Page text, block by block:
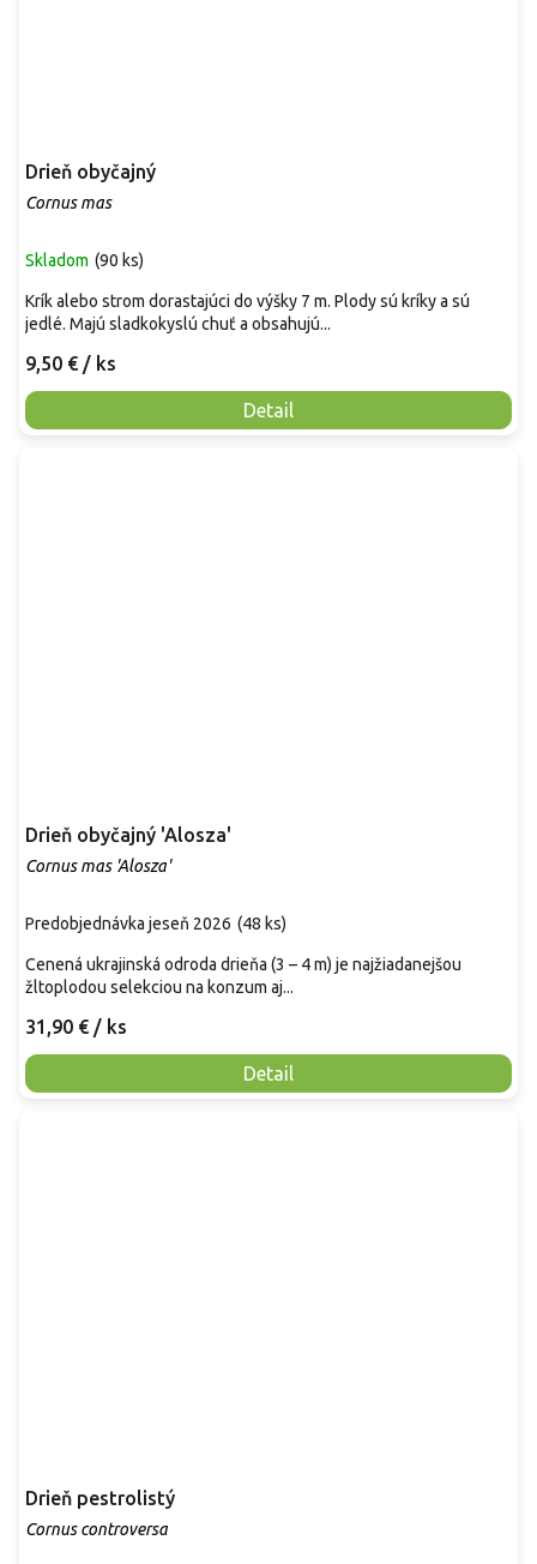
Drieň obyčajný
Cornus mas
Skladom (90 ks)
9,50 € / ks
Detail
Krík alebo strom dorastajúci do výšky 7 m. Plody sú kríky a sú
jedlé. Majú sladkokyslú chuť a obsahujú...
Drieň obyčajný 'Alosza'
Cornus mas 'Alosza'
Predobjednávka jeseň 2026 (48 ks)
31,90 € / ks
Detail
Cenená ukrajinská odroda drieňa (3 – 4 m) je najžiadanejšou
žltoplodou selekciou na konzum aj...
Drieň pestrolistý
Cornus controversa